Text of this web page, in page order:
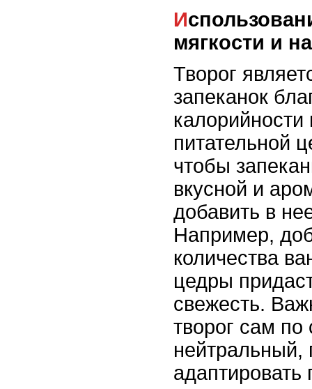
Использование творога для
мягкости и
Творог
запеканок
калорийности
питательной
чтобы
вкусной и
добавить в
Например,
количества
цедры
свежесть.
творог сам по
нейтральный,